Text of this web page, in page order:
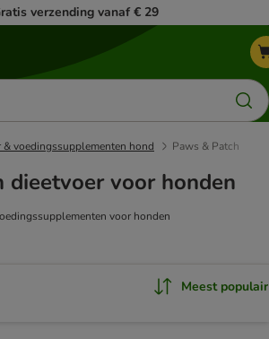
verzending vanaf € 29
& voedingssupplementen hond Paws & Patch
dieetvoer voor honden
voor honden
Meest populair